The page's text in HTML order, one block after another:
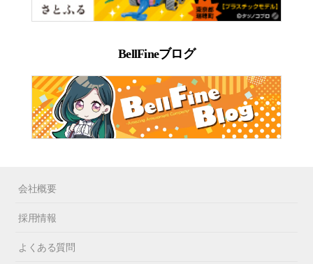
BellFineブログ
会社概要
採用情報
よくある質問